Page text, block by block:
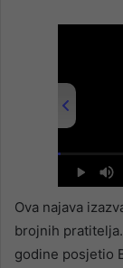
Ova najava
brojnih
godine posjetio